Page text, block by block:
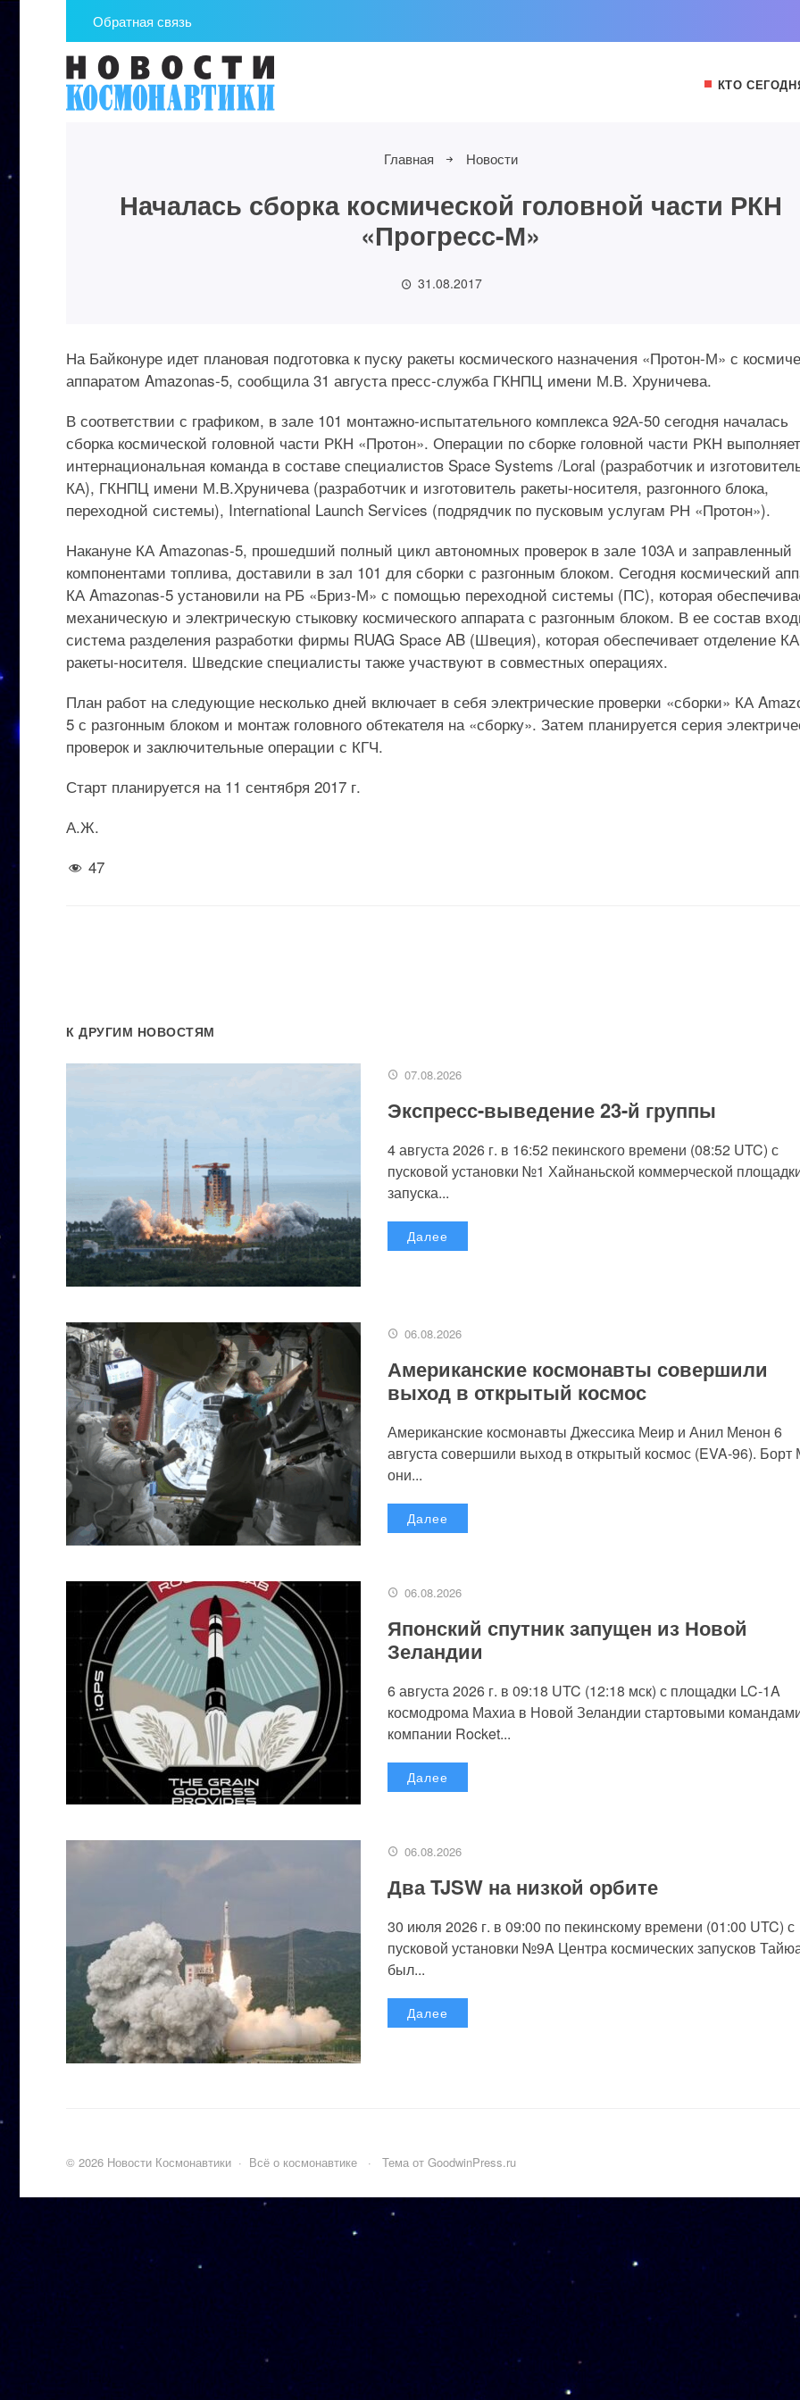
Обратная связь
КТО
Главная Новости
Началась сборка космической головной части РКН
«Прогресс-М»
31.08.2017
На Байконуре идет плановая подготовка к пуску ракеты космического назначения «Протон-М» с
аппаратом Amazоnas-5, сообщила 31 августа пресс-служба ГКНПЦ имени М.В. Хруничева.
В соответствии с графиком, в зале 101 монтажно-испытательного комплекса 92А-50 сегодня началась
сборка космической головной части РКН «Протон». Операции по сборке головной части РКН выполняет
интернациональная команда в составе специалистов Space Systems /Loral (разработчик и
КА), ГКНПЦ имени М.В.Хруничева (разработчик и изготовитель ракеты-носителя, разгонного блока,
переходной системы), International Launch Services (подрядчик по пусковым услугам РН «Протон»).
Накануне КА Amazоnas-5, прошедший полный цикл автономных проверок в зале 103А и заправленный
компонентами топлива, доставили в зал 101 для сборки с разгонным блоком. Сегодня космический
КА Amazоnas-5 установили на РБ «Бриз-М» с помощью переходной системы (ПС), которая
механическую и электрическую стыковку космического аппарата с разгонным блоком. В ее состав
система разделения разработки фирмы RUAG Space AB (Швеция), которая обеспечивает отделение
ракеты-носителя. Шведские специалисты также участвуют в совместных операциях.
План работ на следующие несколько дней включает в себя электрические проверки «сборки» КА
5 с разгонным блоком и монтаж головного обтекателя на «сборку». Затем планируется серия
проверок и заключительные операции с КГЧ.
Старт планируется на 11 сентября 2017 г.
А.Ж.
47
К ДРУГИМ НОВОСТЯМ
07.08.2026
Экспресс-выведение 23-й группы
4 августа 2026 г. в 16:52 пекинского времени (08:52 UTC) с
пусковой установки №1 Хайнаньской коммерческой
запуска...
Далее
06.08.2026
Американские космонавты совершили
выход в открытый космос
Американские космонавты Джессика Меир и Анил Менон 6
августа совершили выход в открытый космос (EVA-96).
они...
Далее
06.08.2026
Японский спутник запущен из Новой
Зеландии
6 августа 2026 г. в 09:18 UTC (12:18 мск) с площадки LC-1A
космодрома Махиа в Новой Зеландии стартовыми
компании Rocket...
Далее
06.08.2026
Два TJSW на низкой орбите
30 июля 2026 г. в 09:00 по пекинскому времени (01:00 UTC) с
пусковой установки №9A Центра космических запусков
был...
Далее
© 2026 Новости Космонавтики · Всё о космонавтике · Тема от GoodwinPress.ru